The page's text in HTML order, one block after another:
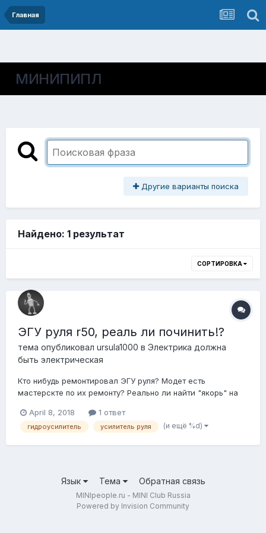
Главная
МИНИПИПЛ
Другие варианты поиска
Найдено: 1 результат
СОРТИРОВКА
ЭГУ руля r50, реаль ли починить!?
тема опубликовал ursula1000 в Электрика должна
быть электрическая
Кто нибудь ремонтировал ЭГУ руля? Модет есть
мастерскте по их ремонту? Реально ли найти "якорь" на
April 8, 2018
1 ответ
гидроусилитель усилитель руля (и ещё %d)
Язык Тема Обратная связь
MINIpeople.ru - MINI Club Russia
Powered by Invision Community